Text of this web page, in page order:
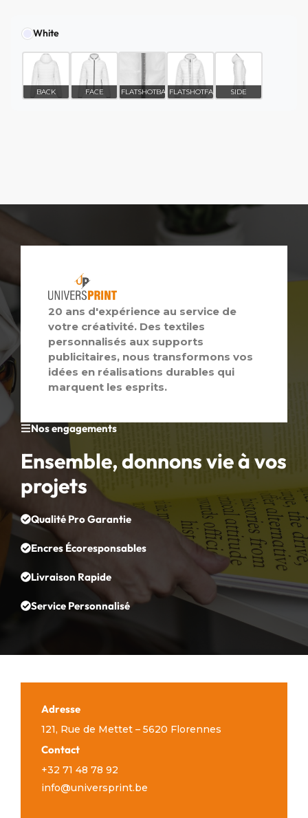
White
BACK FACE FLATSHOTBACKFLATSHOTFACE SIDE
Nos engagements
Ensemble, donnons vie à vos
projets
Qualité Pro Garantie
Encres Écoresponsables
Livraison Rapide
Service Personnalisé
20 ans d'expérience au service de
votre créativité. Des textiles
personnalisés aux supports
publicitaires, nous transformons vos
idées en réalisations durables qui
marquent les esprits.
Adresse
121, Rue de Mettet – 5620 Florennes
Contact
+32 71 48 78 92
info@universprint.be